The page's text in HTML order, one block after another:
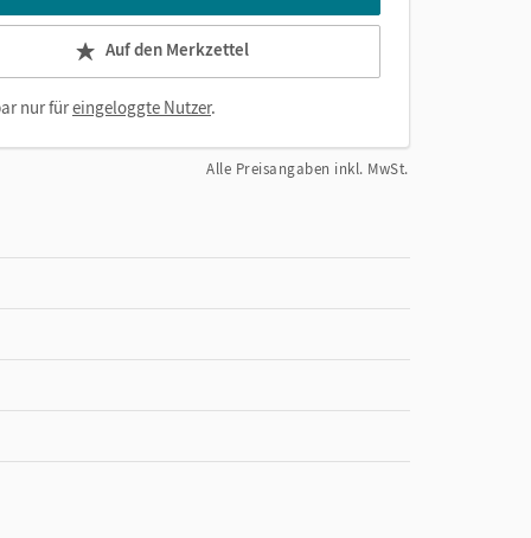
Auf den Merkzettel
nur füreingeloggte Nutzer.
Alle Preisangaben inkl. MwSt.